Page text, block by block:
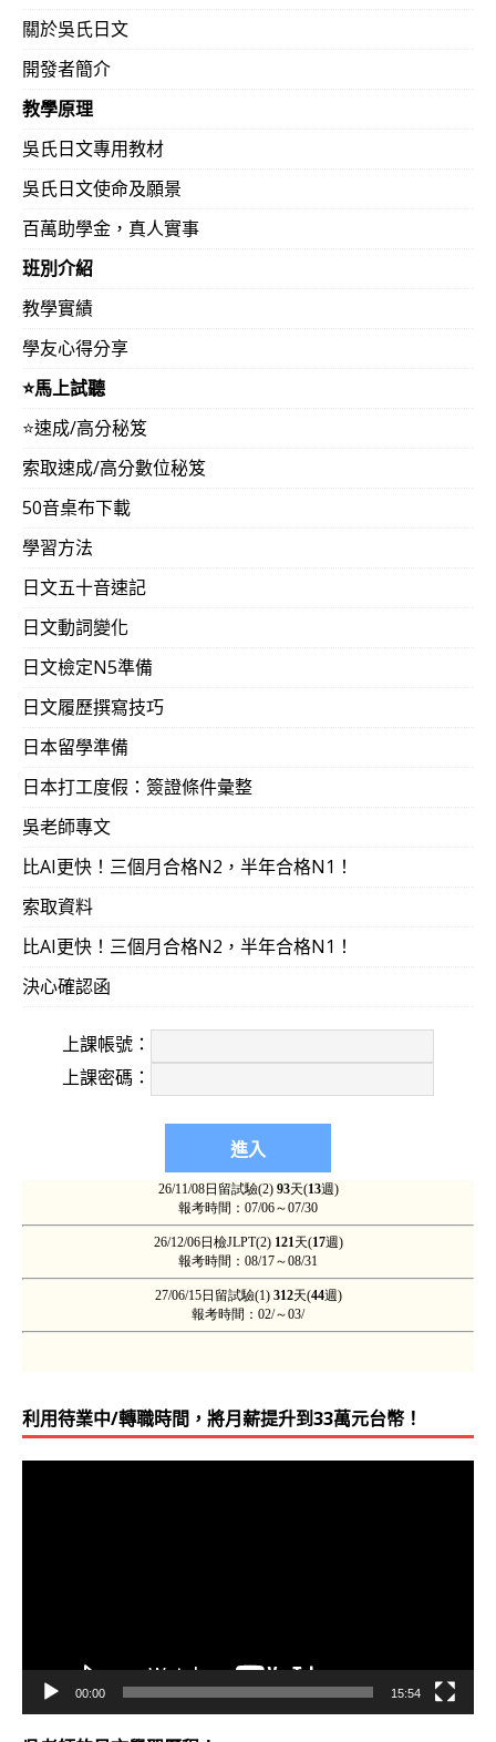
關於吳氏日文
開發者簡介
教學原理
吳氏日文專用教材
吳氏日文使命及願景
百萬助學金，真人實事
班別介紹
教學實績
學友心得分享
⭐️馬上試聽
⭐️速成/高分秘笈
索取速成/高分數位秘笈
50音桌布下載
學習方法
日文五十音速記
日文動詞變化
日文檢定N5準備
日文履歷撰寫技巧
日本留學準備
日本打工度假：簽證條件彙整
吳老師專文
比AI更快！三個月合格N2，半年合格N1！
索取資料
比AI更快！三個月合格N2，半年合格N1！
決心確認函
上課帳號：
上課密碼：
利用待業中/轉職時間，將月薪提升到33萬元台幣！
00:00 15:54